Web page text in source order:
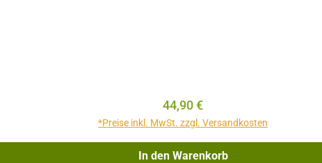
Regulärer Preis:
44,90 €
*Preise inkl. MwSt. zzgl. Versandkosten
In den Warenkorb